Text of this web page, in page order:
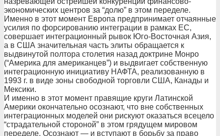
экономических центров за “долю” в этом переделе.
Именно в этот момент Европа предпринимает отчаянные
усилия по форсированию интеграции в рамках ЕС,
совершает интеграционный рывок Юго-Восточная Азия,
а в США значительная часть элиты обращается к
выдвинутой полтора столетия назад доктрине Монро
(“Америка для американцев”) и выдвигает собственную
интеграционную инициативу НАФТА, реализованную в
1993 г. в виде зоны свободной торговли США, Канады и
Мексики.
И именно в этот момент правящие круги Латинской
Америки окончательно осознают, что вне собственных
интеграционных моделей они рискуют оказаться всецело
“страдательной стороной” в этом грядущем мировом
переделе. Осознают — и вступают в борьбу за право